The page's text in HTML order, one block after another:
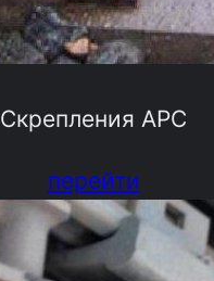
Скрепления АРС
перейти